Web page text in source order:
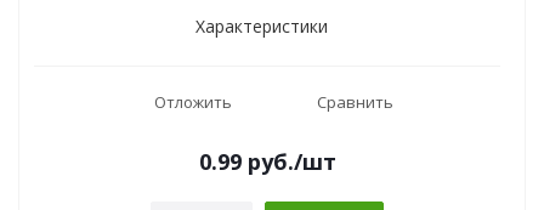
Характеристики
Отложить Сравнить
0.99 руб./шт